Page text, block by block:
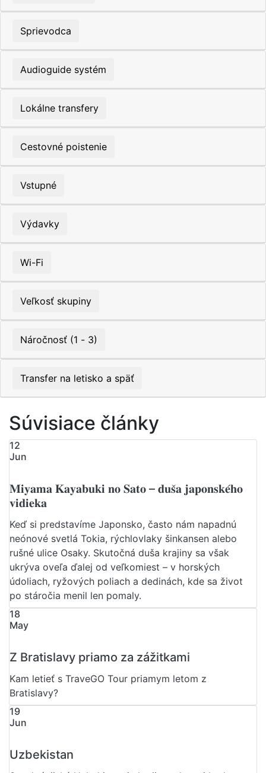
Sprievodca
Audioguide systém
Lokálne transfery
Cestovné poistenie
Vstupné
Výdavky
Wi-Fi
Veľkosť skupiny
Náročnosť (1 - 3)
Transfer na letisko a späť
Súvisiace články
12
Jun
𝐌𝐢𝐲𝐚𝐦𝐚 𝐊𝐚𝐲𝐚𝐛𝐮𝐤𝐢 𝐧𝐨 𝐒𝐚𝐭𝐨 – 𝐝𝐮𝐬̌𝐚 𝐣𝐚𝐩𝐨𝐧𝐬𝐤𝐞́𝐡𝐨
𝐯𝐢𝐝𝐢𝐞𝐤𝐚
Keď si predstavíme Japonsko, často nám napadnú
neónové svetlá Tokia, rýchlovlaky šinkansen alebo
rušné ulice Osaky. Skutočná duša krajiny sa však
ukrýva oveľa ďalej od veľkomiest – v horských
údoliach, ryžových poliach a dedinách, kde sa život
po stáročia menil len pomaly.
18
May
Z Bratislavy priamo za zážitkami
Kam letieť s TraveGO Tour priamym letom z
Bratislavy?
19
Jun
Uzbekistan